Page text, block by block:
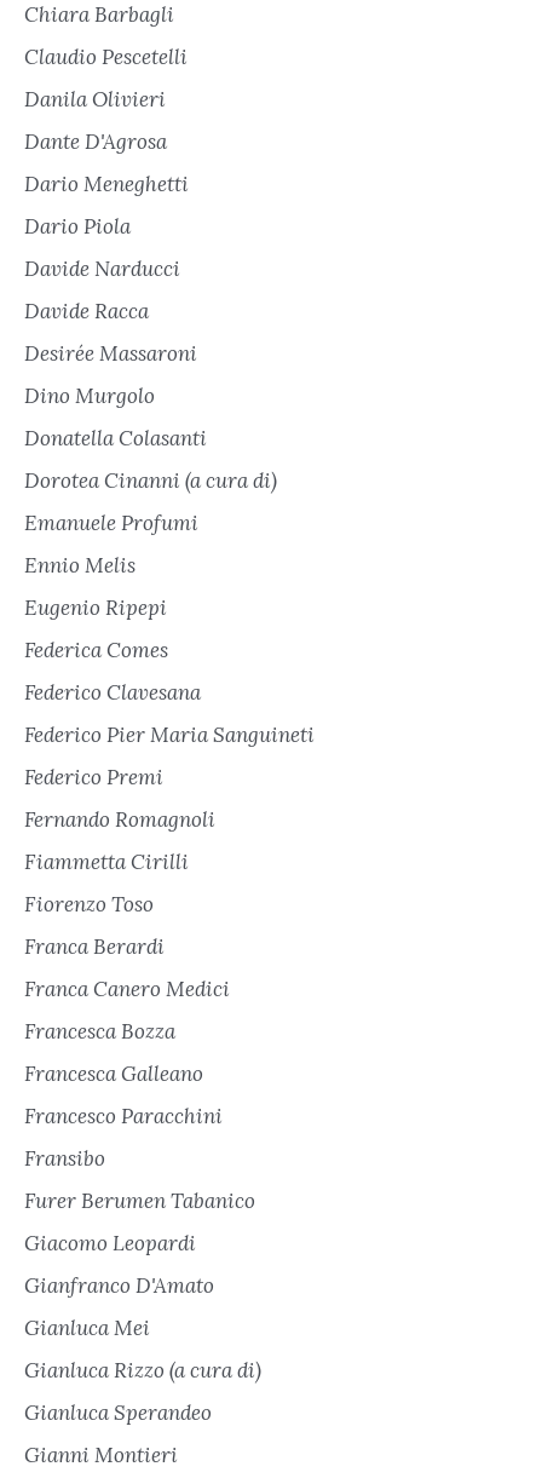
Chiara Barbagli
Claudio Pescetelli
Danila Olivieri
Dante D'Agrosa
Dario Meneghetti
Dario Piola
Davide Narducci
Davide Racca
Desirée Massaroni
Dino Murgolo
Donatella Colasanti
Dorotea Cinanni (a cura di)
Emanuele Profumi
Ennio Melis
Eugenio Ripepi
Federica Comes
Federico Clavesana
Federico Pier Maria Sanguineti
Federico Premi
Fernando Romagnoli
Fiammetta Cirilli
Fiorenzo Toso
Franca Berardi
Franca Canero Medici
Francesca Bozza
Francesca Galleano
Francesco Paracchini
Fransibo
Furer Berumen Tabanico
Giacomo Leopardi
Gianfranco D'Amato
Gianluca Mei
Gianluca Rizzo (a cura di)
Gianluca Sperandeo
Gianni Montieri